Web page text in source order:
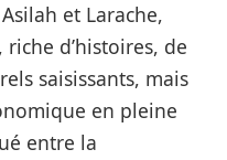
et Larache,
d’histoires, de
saisissants, mais
en pleine
entre la